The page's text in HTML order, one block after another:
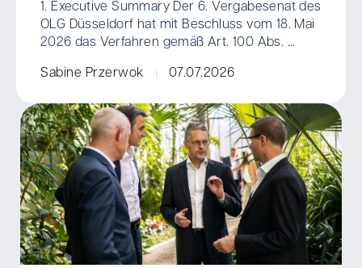
1. Executive Summary Der 6. Vergabesenat des
OLG Düsseldorf hat mit Beschluss vom 18. Mai
2026 das Verfahren gemäß Art. 100 Abs. ...
Sabine Przerwok 07.07.2026